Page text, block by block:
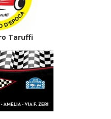
Taruffi